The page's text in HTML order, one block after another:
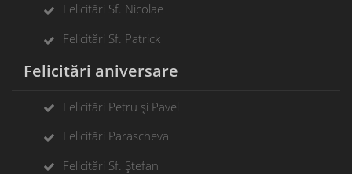
Felicitări Sf. Nicolae
Felicitări Sf. Patrick
Felicitări aniversare
Felicitări Petru și Pavel
Felicitări Parascheva
Felicitări Sf. Ștefan